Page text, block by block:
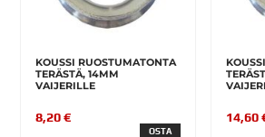
KOUSSI RUOSTUMATONTA
TERÄSTÄ, 14MM
VAIJERILLE
8,20 €
OSTA
14,60